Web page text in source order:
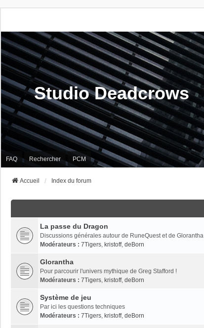
Studio Deadcrows
FAQ Rechercher PCM
Accueil Index du forum
La passe du Dragon
Discussions générales autour de RuneQuest et de Glorantha
Modérateurs : 7Tigers, kristoff, deBorn
Glorantha
Pour parcourir l'univers mythique de Greg Stafford !
Modérateurs : 7Tigers, kristoff, deBorn
Système de jeu
Par ici les questions techniques
Modérateurs : 7Tigers, kristoff, deBorn